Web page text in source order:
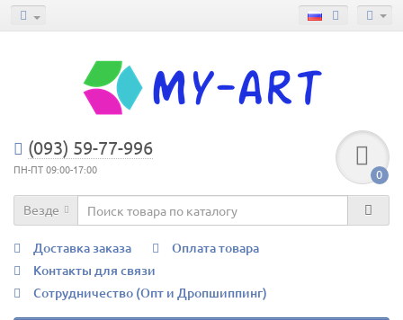
(093) 59-77-996
ПН-ПТ 09:00-17:00 0
Везде
Доставка заказа
Оплата товара
Контакты для связи
Сотрудничество (Опт и Дропшиппинг)